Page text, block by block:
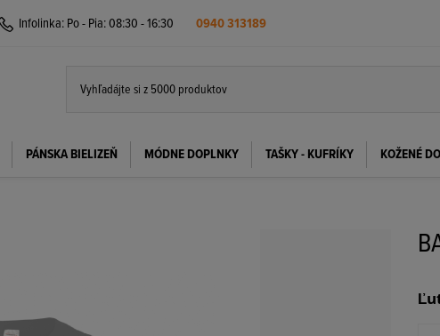
Infolinka: Po - Pia: 08:30 - 16:30 0940 313189
PÁNSKA BIELIZEŇ MÓDNE DOPLNKY TAŠKY - KUFRÍKY KOŽENÉ